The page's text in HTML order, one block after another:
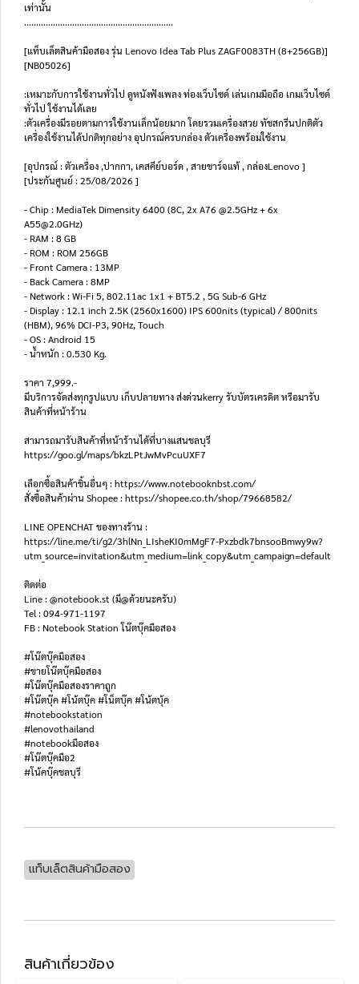
เท่านั้น
..............................................................
[แท็บเล็ตสินค้ามือสอง รุ่น Lenovo Idea Tab Plus ZAGF0083TH (8+256GB)]
[NB05026]
:เหมาะกับการใช้งานทั่วไป ดูหนังฟังเพลง ท่องเว็บไซด์ เล่นเกมมือถือ เกมเว็บไซด์
ทั่วไป ใช้งานได้เลย
:ตัวเครื่องมีรอยตามการใช้งานเล็กน้อยมาก โดยรวมเครื่องสวย ทัชสกรีนปกติตัว
เครื่องใช้งานได้ปกติทุกอย่าง อุปกรณ์ครบกล่อง ตัวเครื่องพร้อมใช้งาน
[อุปกรณ์ : ตัวเครื่อง ,ปากกา, เคสคีย์บอร์ด , สายชาร์จแท้ , กล่องLenovo ]
[ประกันศูนย์ : 25/08/2026 ]
- Chip : MediaTek Dimensity 6400 (8C, 2x A76 @2.5GHz + 6x
A55@2.0GHz)
- RAM : 8 GB
- ROM : ROM 256GB
- Front Camera : 13MP
- Back Camera : 8MP
- Network : Wi-Fi 5, 802.11ac 1x1 + BT5.2 , 5G Sub-6 GHz
- Display : 12.1 inch 2.5K (2560x1600) IPS 600nits (typical) / 800nits
(HBM), 96% DCI-P3, 90Hz, Touch
- OS : Android 15
- น้ำหนัก : 0.530 Kg.
ราคา 7,999.-
มีบริการจัดส่งทุกรูปแบบ เก็บปลายทาง ส่งด่วนkerry รับบัตรเครดิต หรือมารับ
สินค้าที่หน้าร้าน
สามารถมารับสินค้าที่หน้าร้านได้ที่บางแสนชลบุรี
https://goo.gl/maps/bkzLPtJwMvPcuUXF7
เลือกซื้อสินค้าชิ้นอื่นๆ : https://www.notebooknbst.com/
สั่งซื้อสินค้าผ่าน Shopee : https://shopee.co.th/shop/79668582/
LINE OPENCHAT ของทางร้าน :
https://line.me/ti/g2/3hlNn_LIsheKI0mMgF7-Pxzbdk7bnsooBmwy9w?
utm_source=invitation&utm_medium=link_copy&utm_campaign=default
ติดต่อ
Line : @notebook.st (มี@ด้วยนะครับ)
Tel : 094-971-1197
FB : Notebook Station โน๊ตบุ๊คมือสอง
#โน๊ตบุ๊คมือสอง
#ขายโน๊ตบุ๊คมือสอง
#โน๊ตบุ๊คมือสองราคาถูก
#โน๊ตบุ๊ค #โน้ตบุ๊ค #โน็ตบุ๊ค #โน้ตบุ้ค
#notebookstation
#lenovothailand
#notebookมือสอง
#โน๊ตบุ๊คมือ2
#โน้คบุ๊คชลบุรี
แท็บเล็ตสินค้ามือสอง
สินค้าเกี่ยวข้อง